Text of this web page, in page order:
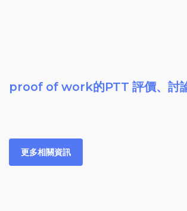
proof of work的PTT 評價、討
更多相關資訊